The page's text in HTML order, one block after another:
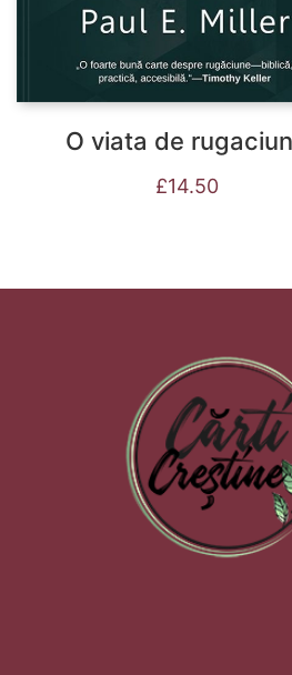
O viata de
£14.50